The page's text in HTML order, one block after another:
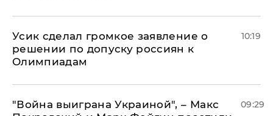
Усик сделал громкое заявление о
решении по допуску россиян к
Олимпиадам
10:19
"Война выиграна Украиной", – Макс
09:29